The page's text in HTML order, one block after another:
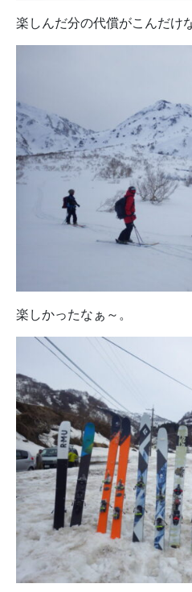
楽しんだ分の代償がこんだけ
楽しかったなぁ～。